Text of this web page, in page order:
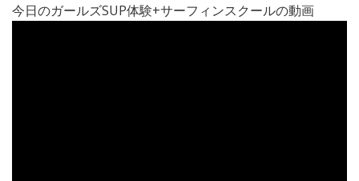
今日のガールズSUP体験+サーフィンスクールの動画